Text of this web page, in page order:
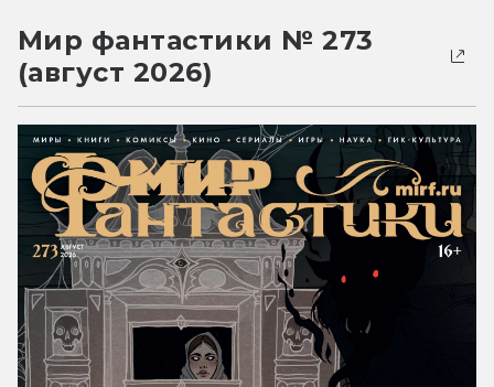
Мир фантастики № 273
(август 2026)